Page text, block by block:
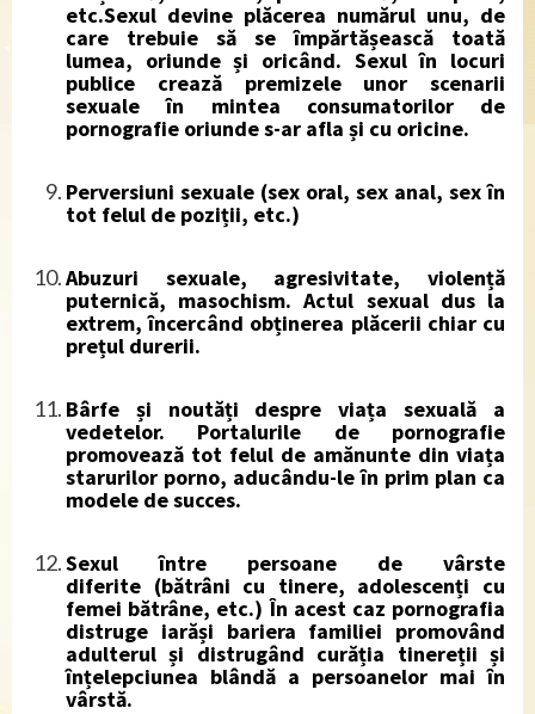
etc.Sexul devine plăcerea numărul unu, de
care trebuie să se împărtășească toată
lumea, oriunde și oricând. Sexul în locuri
publice crează premizele unor scenarii
sexuale în mintea consumatorilor de
pornografie oriunde s-ar afla și cu oricine.
Perversiuni sexuale (sex oral, sex anal, sex în
tot felul de poziții, etc.)
Abuzuri sexuale, agresivitate, violență
puternică, masochism. Actul sexual dus la
extrem, încercând obținerea plăcerii chiar cu
prețul durerii.
Bârfe și noutăți despre viața sexuală a
vedetelor. Portalurile de pornografie
promovează tot felul de amănunte din viața
starurilor porno, aducându-le în prim plan ca
modele de succes.
Sexul între persoane de vârste
diferite (bătrâni cu tinere, adolescenți cu
femei bătrâne, etc.) În acest caz pornografia
distruge iarăși bariera familiei promovând
adulterul și distrugând curăția tinereții și
înțelepciunea blândă a persoanelor mai în
vârstă.